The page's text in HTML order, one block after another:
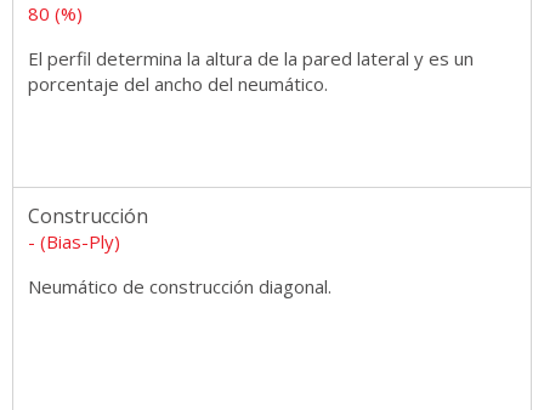
80 (%)
El perfil determina la altura de la pared lateral y es un
porcentaje del ancho del neumático.
Construcción
- (Bias-Ply)
Neumático de construcción diagonal.